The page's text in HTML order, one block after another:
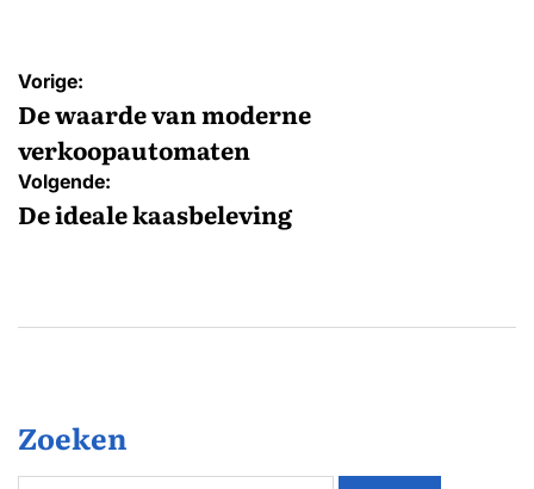
Bericht
navigatie
Vorige:
De waarde van moderne
verkoopautomaten
Volgende:
De ideale kaasbeleving
Zoeken